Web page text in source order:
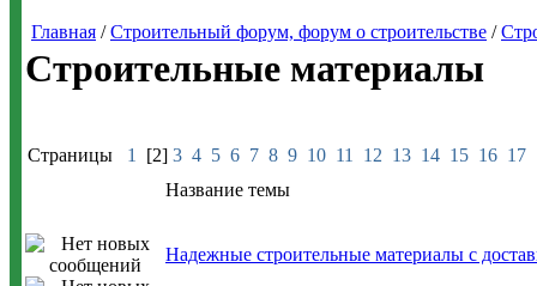
Главная /Строительный форум, форум о строительстве /
Строительные материалы
Страницы 1 [2] 3 4 5 6 7 8 9 10 11 12 13 14 15 16 17
Название темы
Надежные строительные материалы с